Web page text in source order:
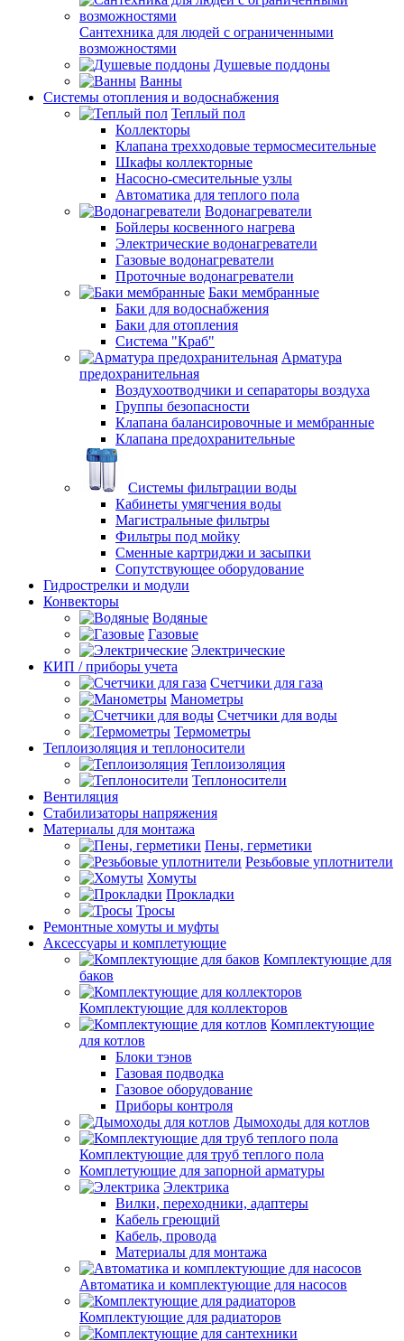
Сантехника для людей с ограниченными
возможностями
Душевые поддоны
Ванны
Системы отопления и водоснабжения
Теплый пол
Коллекторы
Клапана трехходовые термосмесительные
Шкафы коллекторные
Насосно-смесительные узлы
Автоматика для теплого пола
Водонагреватели
Бойлеры косвенного нагрева
Электрические водонагреватели
Газовые водонагреватели
Проточные водонагреватели
Баки мембранные
Баки для водоснабжения
Баки для отопления
Система "Краб"
Арматура
предохранительная
Воздухоотводчики и сепараторы воздуха
Группы безопасности
Клапана балансировочные и мембранные
Клапана предохранительные
Системы фильтрации воды
Кабинеты умягчения воды
Магистральные фильтры
Фильтры под мойку
Сменные картриджи и засыпки
Сопутствующее оборудование
Гидрострелки и модули
Конвекторы
Водяные
Газовые
Электрические
КИП / приборы учета
Счетчики для газа
Манометры
Счетчики для воды
Термометры
Теплоизоляция и теплоносители
Теплоизоляция
Теплоносители
Вентиляция
Стабилизаторы напряжения
Материалы для монтажа
Пены, герметики
Резьбовые уплотнители
Хомуты
Прокладки
Тросы
Ремонтные хомуты и муфты
Аксессуары и комплетующие
Комплектующие для
баков
Комплектующие для коллекторов
Комплектующие
для котлов
Блоки тэнов
Газовая подводка
Газовое оборудование
Приборы контроля
Дымоходы для котлов
Комплектующие для труб теплого пола
Комплетующие для запорной арматуры
Электрика
Вилки, переходники, адаптеры
Кабель греющий
Кабель, провода
Материалы для монтажа
Автоматика и комплектующие для насосов
Комплектующие для радиаторов